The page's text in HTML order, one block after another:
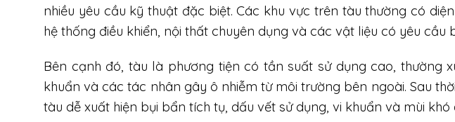
nhiều yêu cầu kỹ thuật đặc biệt. Các khu vực trên tàu thường có
hệ thống điều khiển, nội thất chuyên dụng và các vật liệu có yêu cầu
Bên cạnh đó, tàu là phương tiện có tần suất sử dụng cao, thường
khuẩn và các tác nhân gây ô nhiễm từ môi trường bên ngoài. Sau
tàu dễ xuất hiện bụi bẩn tích tụ, dấu vết sử dụng, vi khuẩn và mùi khó